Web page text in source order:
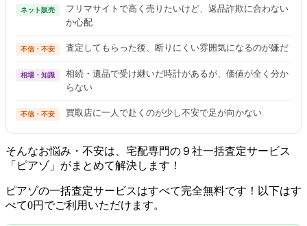
ネット販売
フリマサイトで高く売りたいけど、返品詐欺に合わない
か心配
不信・不安 査定してもらった後、断りにくい雰囲気になるのが嫌だ
相場・知識
相続・遺品で受け継いだ時計があるが、価値が全く分か
らない
不信・不安 買取店に一人で赴くのが少し不安で足が向かない
そんなお悩み・不安は、宅配専門の９社一括査定サービス
「ピアゾ」がまとめて解決します！
ピアゾの一括査定サービスはすべて完全無料です！以下はす
べて0円でご利用いただけます。